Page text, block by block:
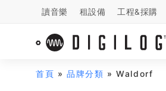
讀音樂 租設備 工程&採購
首頁 »品牌分類 » Waldorf